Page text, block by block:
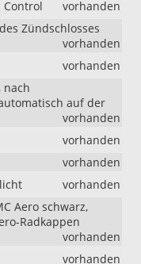
Control
vorhanden
Zündschlosses
vorhanden
vorhanden
nach
auf der
vorhanden
vorhanden
vorhanden
vorhanden
Aero schwarz,
Radkappen
vorhanden
vorhanden